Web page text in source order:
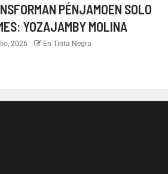
PÉNJAMOEN SOLO
YOZAJAMBY MOLINA
2026 En Tinta Negra